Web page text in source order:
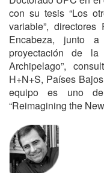
con su tesis “Los
variable”,
Encabeza, junto
proyectación de la
Archipelago”,
H+N+S, Países
equipo es uno
“Reimagining the